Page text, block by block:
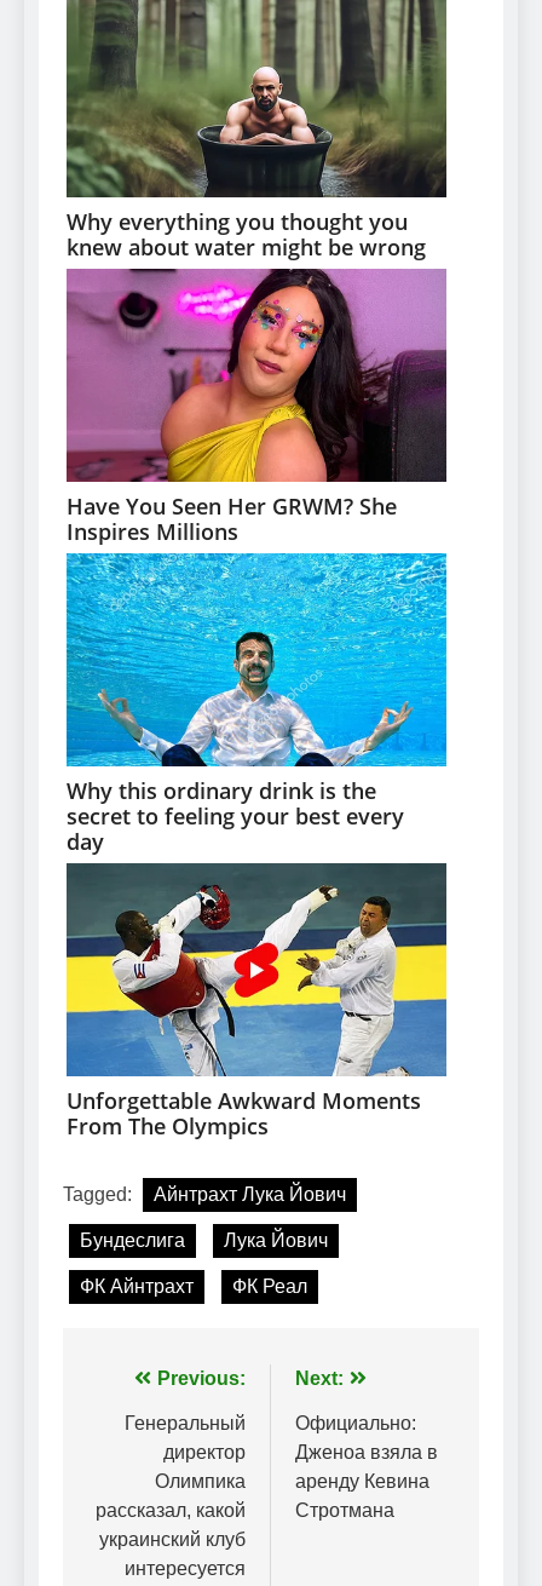
Tagged: Айнтрахт Лука Йович
Бундеслига Лука Йович
ФК Айнтрахт ФК Реал
Навігація
записів
Previous:
Генеральный
директор
Олимпика
рассказал, какой
украинский клуб
интересуется
Next:
Официально:
Дженоа взяла в
аренду Кевина
Стротмана